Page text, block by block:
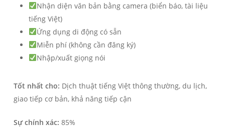
Nhận diện văn bản bằng camera (biển báo, tài liệu
tiếng Việt)
Ứng dụng di động có sẵn
Miễn phí (không cần đăng ký)
Nhập/xuất giọng nói
Tốt nhất cho: Dịch thuật tiếng Việt thông thường, du lịch,
giao tiếp cơ bản, khả năng tiếp cận
Sự chính xác: 85%